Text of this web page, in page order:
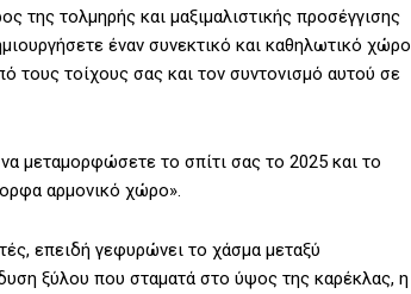
της τολμηρής και μαξιμαλιστικής προσέγγισης
έναν συνεκτικό και καθηλωτικό χώρο
τους τοίχους σας και τον συντονισμό αυτού σε
μεταμορφώσετε το σπίτι σας το 2025 και το
αρμονικό χώρο».
επειδή γεφυρώνει το χάσμα μεταξύ
ξύλου που σταματά στο ύψος της καρέκλας, η